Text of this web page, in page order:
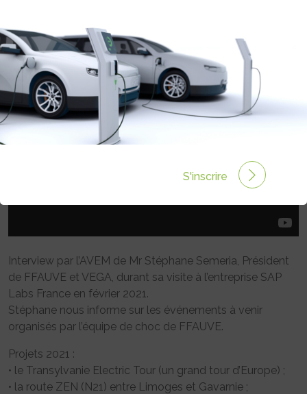
Interview par l’AVEM de Mr Stéphane Semeria, Président
de FFAUVE et VEGA, durant sa visite à l’entreprise SAP
Labs France en février 2021.
Stéphane nous informe sur les événements à venir
organisés par l’équipe de choc de FFAUVE.
Projets 2021 :
• le Transylvanie Electric Tour (un grand tour d’Europe) ;
• la route ZEN (N21) entre Limoges et Gavarnie ;
S'inscrire